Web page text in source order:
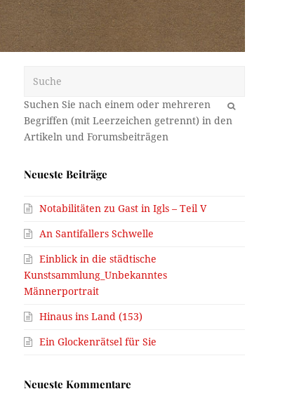
OK
Neueste Beiträge
Notabilitäten zu Gast in Igls – Teil V
An Santifallers Schwelle
Einblick in die städtische
Kunstsammlung_Unbekanntes
Männerportrait
Hinaus ins Land (153)
Ein Glockenrätsel für Sie
Neueste Kommentare